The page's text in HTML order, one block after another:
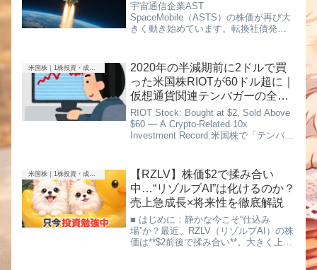
宇宙通信企業AST
SpaceMobile（ASTS）の株価が再び大
きく動き始めています。転換社債発行
りました。しかしその後、株価は**$100
を回復**。再...
米国株｜1株投資・成長株
2020年の半減期前に2ドルで買
った米国株RIOTが60ドル超に｜
仮想通貨関連テンバガーの全記
録
RIOT Stock: Bought at $2, Sold Above
$60 — A Crypto-Related 10x
Investment Record.米国株で「テンバガ
米国株｜1株投資・成長株
【RZLV】株価$2で揉み合い
中…“リゾルブAI”は化けるのか？
売上急成長×将来性を徹底解説
■ はじめに：静かな今こそ“仕込み
場”か？最近、RZLV（リゾルブAI）の株
価は**$2前後で揉み合い**。大きく上が